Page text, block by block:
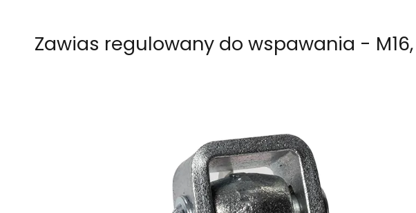
Zawias regulowany do wspawania -